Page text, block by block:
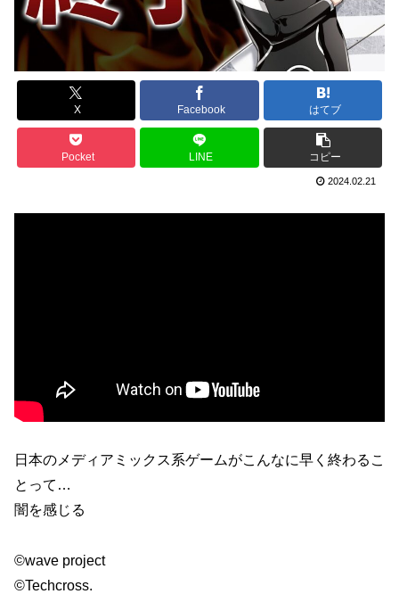
X Facebook はてブ
Pocket LINE コピー
2024.02.21
日本のメディアミックス系ゲームがこんなに早く終わるこ
とって…
闇を感じる
©wave project
©Techcross.